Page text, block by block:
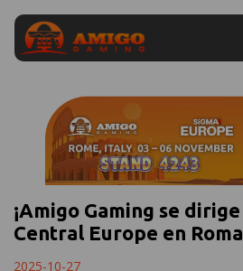
¡Amigo Gaming se
Central Europe en
2025-10-27